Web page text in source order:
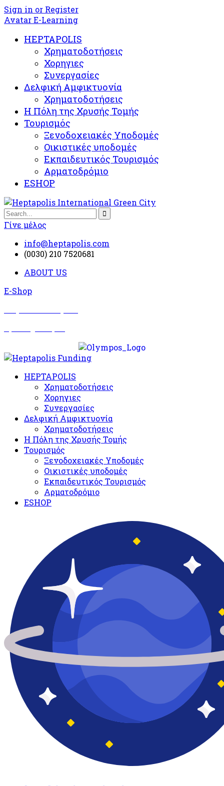
Sign in or Register
Avatar E-Learning
HEPTAPOLIS
Χρηματοδοτήσεις
Χορηγιες
Συνεργασίες
Δελφική Αμφικτυονία
Χρηματοδοτήσεις
Η Πόλη της Χρυσής Τομής
Τουρισμός
Ξενοδοχειακές Υποδομές​
Oικιστικές υποδομές
Εκπαιδευτικός Τουρισμός
Αρματοδρόμιο
ESHOP
Γίνε μέλος
info@heptapolis.com
(0030) 210 7520681
ABOUT US
E-Shop
HEPTAPOLIS
Χρηματοδοτήσεις
Χορηγιες
Συνεργασίες
Δελφική Αμφικτυονία
Χρηματοδοτήσεις
Η Πόλη της Χρυσής Τομής
Τουρισμός
Ξενοδοχειακές Υποδομές​
Oικιστικές υποδομές
Εκπαιδευτικός Τουρισμός
Αρματοδρόμιο
ESHOP